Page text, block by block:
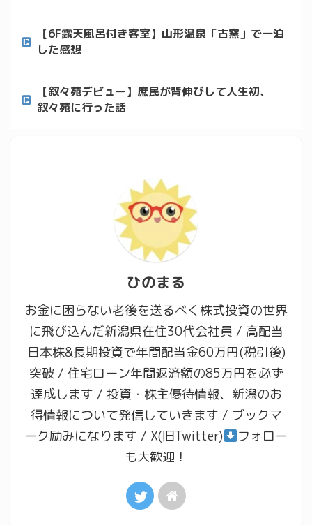
【6F露天風呂付き客室】山形温泉「古窯」で一泊
した感想
【叙々苑デビュー】庶民が背伸びして人生初、
叙々苑に行った話
ひのまる
お金に困らない老後を送るべく株式投資の世界
に飛び込んだ新潟県在住30代会社員 / 高配当
日本株&長期投資で年間配当金60万円(税引後)
突破 / 住宅ローン年間返済額の85万円を必ず
達成します / 投資・株主優待情報、新潟のお
得情報について発信していきます / ブックマ
ーク励みになります / X(旧Twitter)
フォロー
も大歓迎！